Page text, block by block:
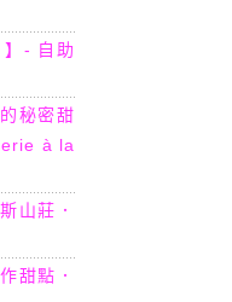
】- 自助
秘密甜
à la
山莊．
甜點．